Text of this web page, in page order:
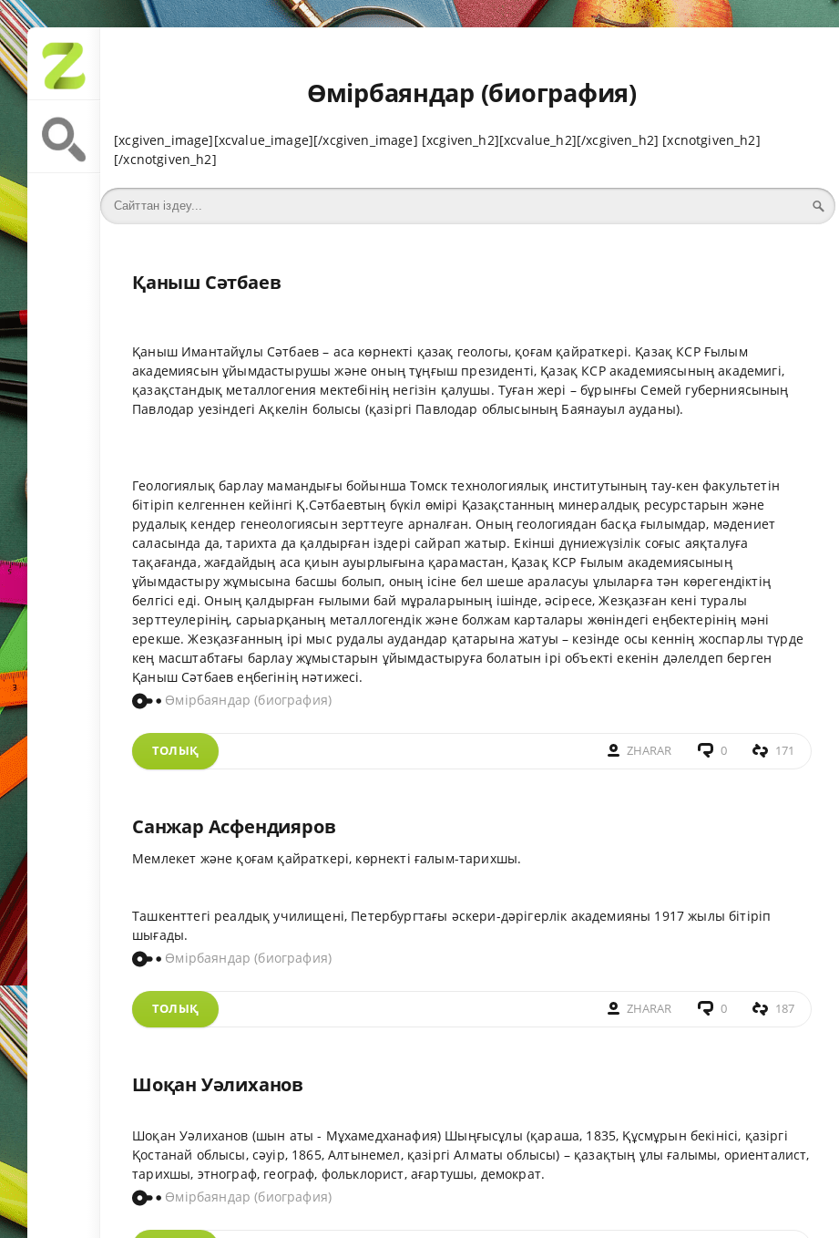
Өмірбаяндар (биография)
[xcgiven_image][xcvalue_image][/xcgiven_image] [xcgiven_h2][xcvalue_h2][/xcgiven_h2] [xcnotgiven_h2]
[/xcnotgiven_h2]
Қаныш Сәтбаев
Қаныш Имантайұлы Сәтбаев – аса көрнекті қазақ геологы, қоғам қайраткері. Қазақ КСР Ғылым
академиясын ұйымдастырушы және оның тұңғыш президенті, Қазақ КСР академиясының академигі,
қазақстандық металлогения мектебінің негізін қалушы. Туған жері – бұрынғы Семей губерниясының
Павлодар уезіндегі Ақкелін болысы (қазіргі Павлодар облысының Баянауыл ауданы).
Геологиялық барлау мамандығы бойынша Томск технологиялық институтының тау-кен факультетін
бітіріп келгеннен кейінгі Қ.Сәтбаевтың бүкіл өмірі Қазақстанның минералдық ресурстарын және
рудалық кендер генеологиясын зерттеуге арналған. Оның геологиядан басқа ғылымдар, мәдениет
саласында да, тарихта да қалдырған іздері сайрап жатыр. Екінші дүниежүзілік соғыс аяқталуға
тақағанда, жағдайдың аса қиын ауырлығына қарамастан, Қазақ КСР Ғылым академиясының
ұйымдастыру жұмысына басшы болып, оның ісіне бел шеше араласуы ұлыларға тән көрегендіктің
белгісі еді. Оның қалдырған ғылыми бай мұраларының ішінде, әсіресе, Жезқазған кені туралы
зерттеулерінің, сарыарқаның металлогендік және болжам карталары жөніндегі еңбектерінің мәні
ерекше. Жезқазғанның ірі мыс рудалы аудандар қатарына жатуы – кезінде осы кеннің жоспарлы түрде
кең масштабтағы барлау жұмыстарын ұйымдастыруға болатын ірі объекті екенін дәлелдеп берген
Қаныш Сәтбаев еңбегінің нәтижесі.
Өмірбаяндар (биография)
ТОЛЫҚ ZHARAR 0 171
Санжар Асфендияров
Мемлекет және қоғам қайраткері, көрнекті ғалым-тарихшы.
Ташкенттегі реалдық училищені, Петербургтағы әскери-дәрігерлік академияны 1917 жылы бітіріп
шығады.
Өмірбаяндар (биография)
ТОЛЫҚ ZHARAR 0 187
Шоқан Уәлиханов
Шоқан Уәлиханов (шын аты - Мұхамедханафия) Шыңғысұлы (қараша, 1835, Құсмұрын бекінісі, қазіргі
Қостанай облысы, сәуір, 1865, Алтынемел, қазіргі Алматы облысы) – қазақтың ұлы ғалымы, ориенталист,
тарихшы, этнограф, географ, фольклорист, ағартушы, демократ.
Өмірбаяндар (биография)